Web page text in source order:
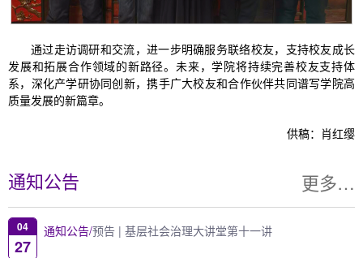
通知公告 更多…
04
27
通知公告/预告 | 基层社会治理大讲堂第十一讲
通过走访调研和交流，进一步明确服务联络校友，支持校友成长
发展和拓展合作领域的新路径。未来，学院将持续完善校友支持体
系，深化产学研协同创新，携手广大校友和合作伙伴共同谱写学院高
质量发展的新篇章。
供稿：肖红缨